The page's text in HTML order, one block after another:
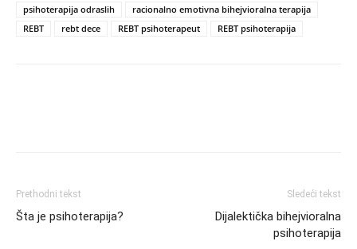
psihoterapija odraslih
racionalno emotivna bihejvioralna terapija
REBT
rebt dece REBT psihoterapeut REBT psihoterapija
Prethodni tekst
Šta je psihoterapija?
Sledeći tekst
Dijalektička bihejvioralna
psihoterapija